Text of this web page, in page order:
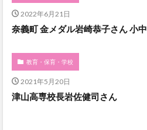
2022年6月21日
奈義町 金メダル岩崎恭子さん 小
教育・保育・学校
2021年5月20日
津山高専校長岩佐健司さん